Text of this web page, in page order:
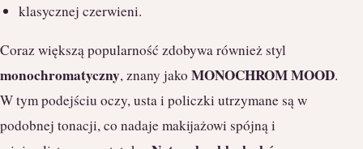
klasycznej czerwieni.
Coraz większą popularność zdobywa również styl
monochromatyczny, znany jako MONOCHROM MOOD.
W tym podejściu oczy, usta i policzki utrzymane są w
podobnej tonacji, co nadaje makijażowi spójną i